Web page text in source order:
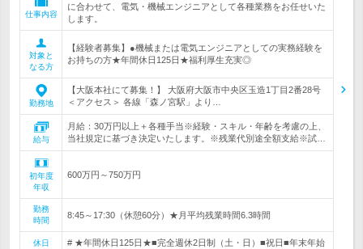
仕事内容
に合わせて、電気・機械エンジニアとして各種業務をお任せいた
します。
対象と
なる方
【経験者募集】●機械または電気エンジニアとしての実務経験を
お持ちの方★年間休日125日★福利厚生充実◎
勤務地
【大阪本社にて募集！】 大阪府大阪市中央区玉造1丁目2番28号
＜アクセス＞ 各線「森ノ宮駅」より…
給与
月給：30万円以上＋各種手当※経験・スキル・年齢を考慮の上、
当社規定に基づき決定いたします。※残業代別途全額支給※試…
初年度
年収
600万円～750万円
勤務
時間
8:45～17:30（休憩60分）★月平均残業時間6.3時間
休日
# ★年間休日125日★■完全週休2日制（土・日）■祝日■年末年始